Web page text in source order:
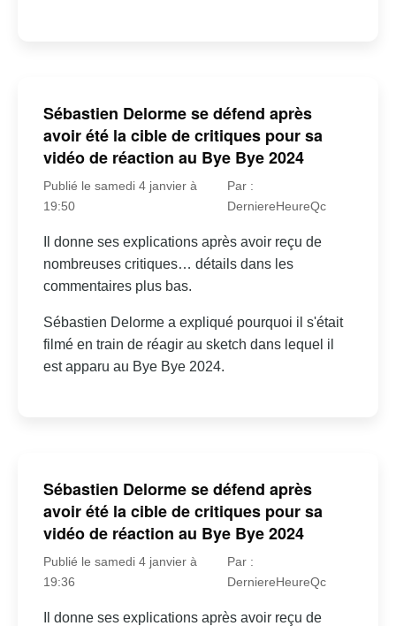
Sébastien Delorme se défend après
avoir été la cible de critiques pour sa
vidéo de réaction au Bye Bye 2024
Publié le samedi 4 janvier à
19:50
Par :
DerniereHeureQc
Il donne ses explications après avoir reçu de
nombreuses critiques… détails dans les
commentaires plus bas.
Sébastien Delorme a expliqué pourquoi il s'était
filmé en train de réagir au sketch dans lequel il
est apparu au Bye Bye 2024.
Sébastien Delorme se défend après
avoir été la cible de critiques pour sa
vidéo de réaction au Bye Bye 2024
Publié le samedi 4 janvier à
19:36
Par :
DerniereHeureQc
Il donne ses explications après avoir reçu de